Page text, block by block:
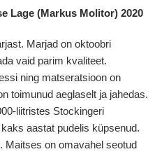
Lage (Markus Molitor) 2020
Marjad on oktoobri
vaid parim kvaliteet.
ning matseratsioon on
toimunud aeglaselt ja jahedas.
liitristes Stockingeri
aastat pudelis küpsenud.
Maitses on omavahel seotud